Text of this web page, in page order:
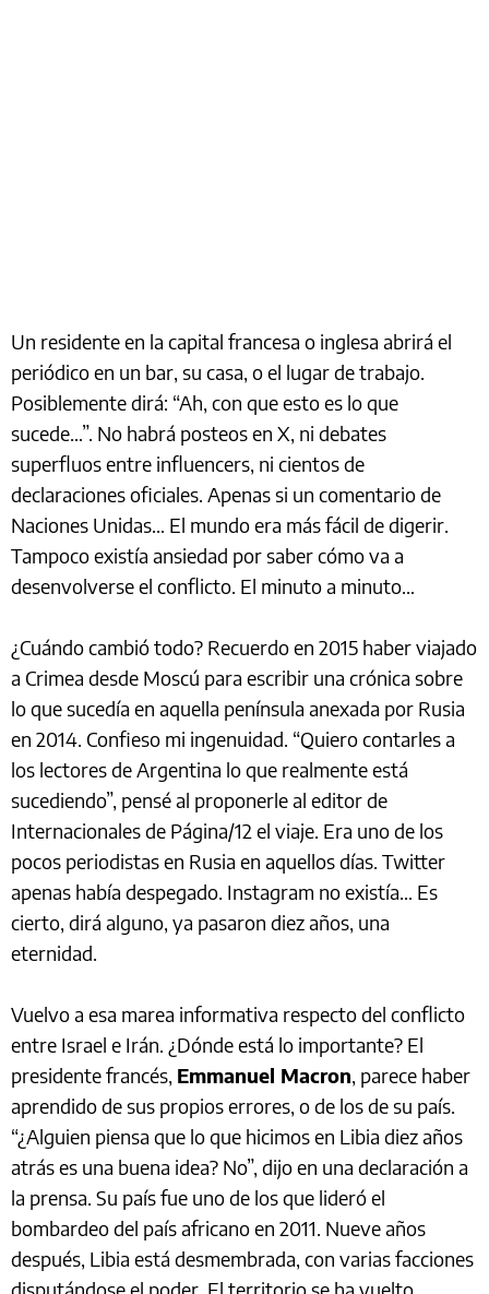
Un residente en la capital francesa o inglesa abrirá el
periódico en un bar, su casa, o el lugar de trabajo.
Posiblemente dirá: “Ah, con que esto es lo que
sucede…”. No habrá posteos en X, ni debates
superfluos entre influencers, ni cientos de
declaraciones oficiales. Apenas si un comentario de
Naciones Unidas… El mundo era más fácil de digerir.
Tampoco existía ansiedad por saber cómo va a
desenvolverse el conflicto. El minuto a minuto…
¿Cuándo cambió todo? Recuerdo en 2015 haber viajado
a Crimea desde Moscú para escribir una crónica sobre
lo que sucedía en aquella península anexada por Rusia
en 2014. Confieso mi ingenuidad. “Quiero contarles a
los lectores de Argentina lo que realmente está
sucediendo”, pensé al proponerle al editor de
Internacionales de Página/12 el viaje. Era uno de los
pocos periodistas en Rusia en aquellos días. Twitter
apenas había despegado. Instagram no existía… Es
cierto, dirá alguno, ya pasaron diez años, una
eternidad.
Vuelvo a esa marea informativa respecto del conflicto
entre Israel e Irán. ¿Dónde está lo importante? El
presidente francés, Emmanuel Macron, parece haber
aprendido de sus propios errores, o de los de su país.
“¿Alguien piensa que lo que hicimos en Libia diez años
atrás es una buena idea? No”, dijo en una declaración a
la prensa. Su país fue uno de los que lideró el
bombardeo del país africano en 2011. Nueve años
después, Libia está desmembrada, con varias facciones